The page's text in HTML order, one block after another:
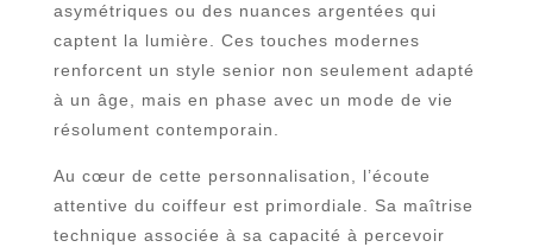
asymétriques ou des nuances argentées qui
captent la lumière. Ces touches modernes
renforcent un style senior non seulement adapté
à un âge, mais en phase avec un mode de vie
résolument contemporain.
Au cœur de cette personnalisation, l’écoute
attentive du coiffeur est primordiale. Sa maîtrise
technique associée à sa capacité à percevoir